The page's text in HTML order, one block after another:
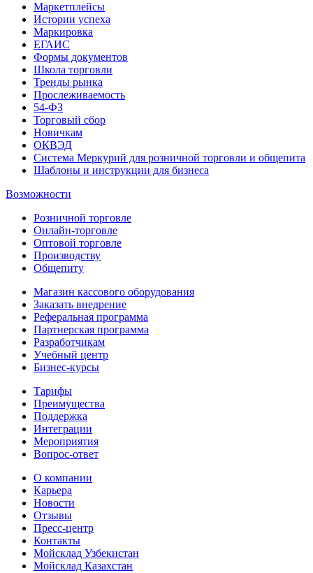
Маркетплейсы
Истории успеха
Маркировка
ЕГАИС
Формы документов
Школа торговли
Тренды рынка
Прослеживаемость
54-ФЗ
Торговый сбор
Новичкам
ОКВЭД
Система Меркурий для розничной торговли и общепита
Шаблоны и инструкции для бизнеса
Возможности
Розничной торговле
Онлайн-торговле
Оптовой торговле
Производству
Общепиту
Магазин кассового оборудования
Заказать внедрение
Реферальная программа
Партнерская программа
Разработчикам
Учебный центр
Бизнес‑курсы
Тарифы
Преимущества
Поддержка
Интеграции
Мероприятия
Вопрос-ответ
О компании
Карьера
Новости
Отзывы
Пресс-центр
Контакты
Мойсклад Узбекистан
Мойсклад Казахстан